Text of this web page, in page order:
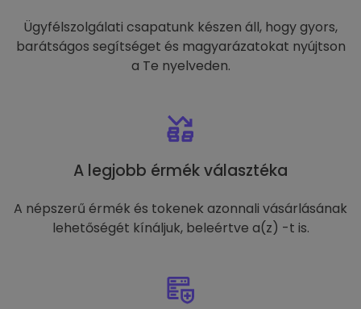
Ügyfélszolgálati csapatunk készen áll, hogy gyors,
barátságos segítséget és magyarázatokat nyújtson
a Te nyelveden.
A legjobb érmék választéka
A népszerű érmék és tokenek azonnali vásárlásának
lehetőségét kínáljuk, beleértve a(z) -t is.